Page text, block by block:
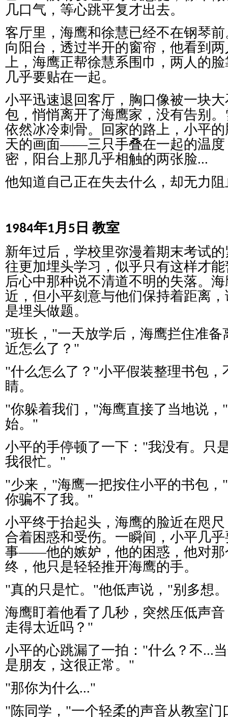
几口气，等心跳平复才出去。
客厅里，海鹰和徐慧已经不在钢琴
向阳台，透过半开的窗帘，他看到
上，海鹰正帮徐慧系围巾，两人的
几乎要贴在一起。
小平迅速退回客厅，胸口像被一块
包，悄悄离开了海鹰家，没有告别
依然冰冷刺骨。回家的路上，小平
天的画面——三只手叠在一起的温
密，阳台上那几乎相触的两张脸...
他知道自己正在失去什么，却无力
1984年1月 5 日 教室
新年过后，学校里弥漫着期末考试
往更加埋头学习，似乎只有这样才
后心中那种说不清道不明的失落。
近，但小平刻意与他们保持着距离
是埋头做题。
"班长， "一天放学后，海鹰拦住准备
近怎么了？ "
"什么怎么了？ "小平假装整理书包，
睛。
"你躲着我们， "海鹰直接了当地说， "
始。 "
小平的手停顿了一下： "我没有。只
我很忙。 "
"少来， "海鹰一把按住小平的书包， "
你骗不了我。 "
小平终于抬起头，海鹰的脸近在咫
合着困惑和受伤。一瞬间，小平几
事——他的嫉妒，他的困惑，他对
终，他只是轻轻推开海鹰的手。
"真的只是忙。 "他低声说， "别多想。
海鹰盯着他看了几秒，突然压低声音
走得太近吗？ "
小平的心跳漏了一拍： "什么？不...
是朋友，这很正常。 "
"那你为什么..."
"陈同学， "一个轻柔的声音从教室